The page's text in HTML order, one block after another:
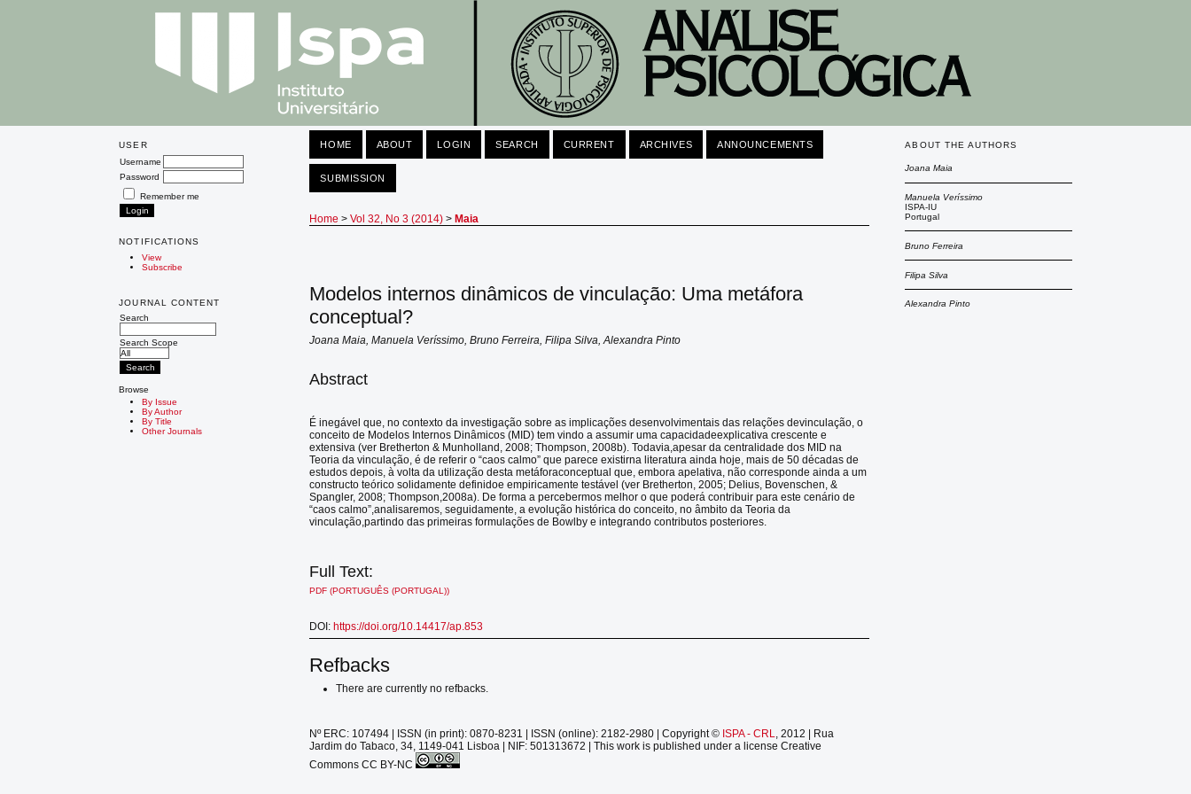
USER
Username
Password
Remember me
NOTIFICATIONS
View
Subscribe
JOURNAL CONTENT
Search
Search Scope
Browse
By Issue
By Author
By Title
Other Journals
ABOUT THE AUTHORS
Joana Maia
Manuela Veríssimo
ISPA-IU
Portugal
Bruno Ferreira
Filipa Silva
Alexandra Pinto
HOME ABOUT LOGIN SEARCH CURRENT ARCHIVES ANNOUNCEMENTS
SUBMISSION
Home >Vol 32, No 3 (2014) > Maia
Modelos internos dinâmicos de vinculação: Uma metáfora
conceptual?
Joana Maia, Manuela Veríssimo, Bruno Ferreira, Filipa Silva, Alexandra Pinto
Abstract
É inegável que, no contexto da investigação sobre as implicações desenvolvimentais das relações devinculação, o
conceito de Modelos Internos Dinâmicos (MID) tem vindo a assumir uma capacidadeexplicativa crescente e
extensiva (ver Bretherton & Munholland, 2008; Thompson, 2008b). Todavia,apesar da centralidade dos MID na
Teoria da vinculação, é de referir o “caos calmo” que parece existirna literatura ainda hoje, mais de 50 décadas de
estudos depois, à volta da utilização desta metáforaconceptual que, embora apelativa, não corresponde ainda a um
constructo teórico solidamente definidoe empiricamente testável (ver Bretherton, 2005; Delius, Bovenschen, &
Spangler, 2008; Thompson,2008a). De forma a percebermos melhor o que poderá contribuir para este cenário de
“caos calmo”,analisaremos, seguidamente, a evolução histórica do conceito, no âmbito da Teoria da
vinculação,partindo das primeiras formulações de Bowlby e integrando contributos posteriores.
Full Text:
PDF (PORTUGUÊS (PORTUGAL))
DOI:https://doi.org/10.14417/ap.853
Refbacks
There are currently no refbacks.
Nº ERC: 107494 | ISSN (in print): 0870-8231 | ISSN (online): 2182-2980 | Copyright © ISPA - CRL , 2012 | Rua
Jardim do Tabaco, 34, 1149-041 Lisboa | NIF: 501313672 | This work is published under a license Creative
Commons CC BY-NC